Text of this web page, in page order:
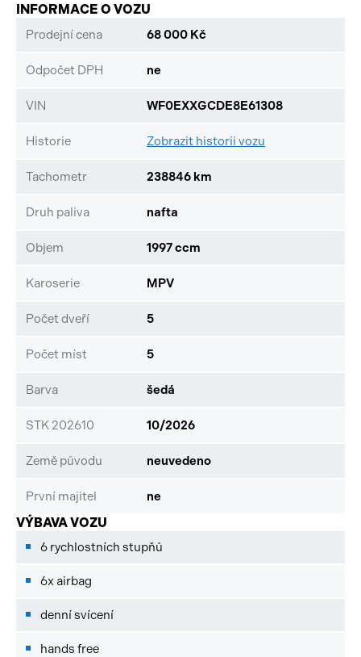
INFORMACE O VOZU
Prodejní cena 68 000 Kč
Odpočet DPH ne
VIN WF0EXXGCDE8E61308
Historie Zobrazit historii vozu
Tachometr 238846 km
Druh paliva nafta
Objem 1997 ccm
Karoserie MPV
Počet dveří 5
Počet míst 5
Barva šedá
STK 202610 10/2026
Země původu neuvedeno
První majitel ne
VÝBAVA VOZU
6 rychlostních stupňů
6x airbag
denní svícení
hands free